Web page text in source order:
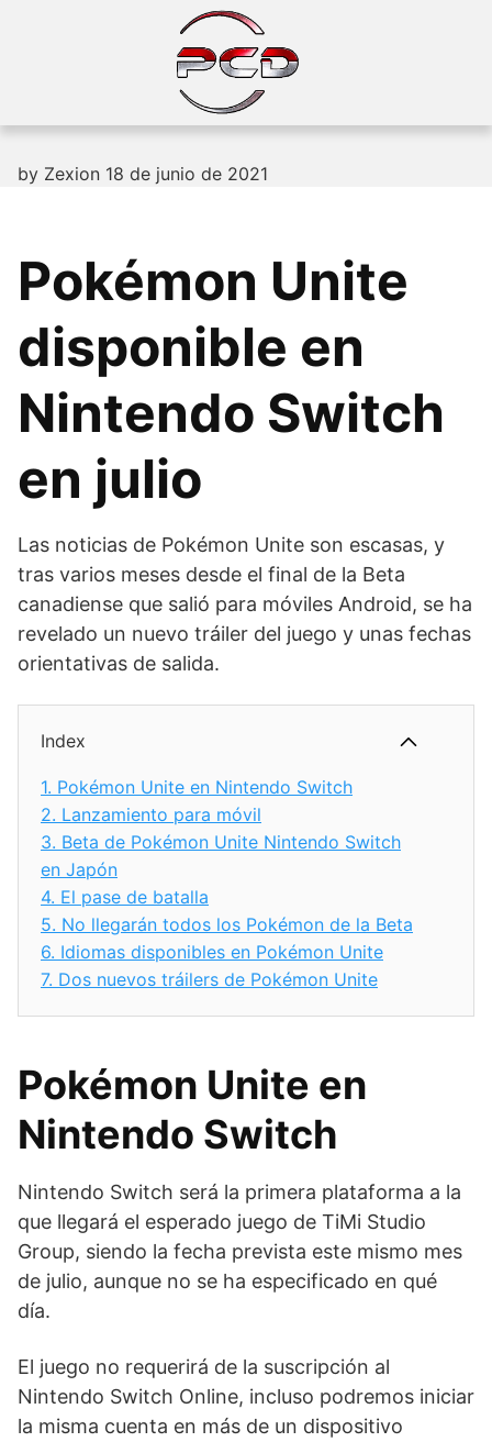
by Zexion 18 de junio de 2021
Pokémon Unite
disponible en
Nintendo Switch
en julio
Las noticias de Pokémon Unite son escasas, y
tras varios meses desde el final de la Beta
canadiense que salió para móviles Android, se ha
revelado un nuevo tráiler del juego y unas fechas
orientativas de salida.
Index
1. Pokémon Unite en Nintendo Switch
2. Lanzamiento para móvil
3. Beta de Pokémon Unite Nintendo Switch
en Japón
4. El pase de batalla
5. No llegarán todos los Pokémon de la Beta
6. Idiomas disponibles en Pokémon Unite
7. Dos nuevos tráilers de Pokémon Unite
Pokémon Unite en
Nintendo Switch
Nintendo Switch será la primera plataforma a la
que llegará el esperado juego de TiMi Studio
Group, siendo la fecha prevista este mismo mes
de julio, aunque no se ha especificado en qué
día.
El juego no requerirá de la suscripción al
Nintendo Switch Online, incluso podremos iniciar
la misma cuenta en más de un dispositivo